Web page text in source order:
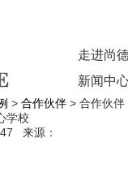
走进尚
新闻中
> 合作伙伴 > 合作伙伴
学校
来源：